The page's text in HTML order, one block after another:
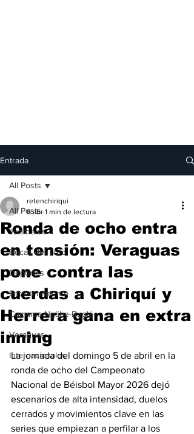
Entrada
All Posts
Judiciales
Bocas del Toro
Deportes
Entretenimiento
Comarca Ngäbe-Buglé
Veraguas
Internacionales
All Posts
Ronda de ocho entra
en tensión: Veraguas
pone contra las
cuerdas a Chiriquí y
Herrera gana en extra
inning
retenchiriqui
6 abr 1 min de lectura
La jornada del domingo 5 de abril en la
ronda de ocho del Campeonato
Nacional de Béisbol Mayor 2026 dejó
escenarios de alta intensidad, duelos
cerrados y movimientos clave en las
series que empiezan a perfilar a los